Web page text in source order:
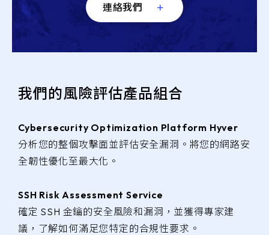
連絡我們
我們的風險評估產品組合
Cybersecurity Optimization Platform Hyver
分析您的整個攻擊面並評估安全漏洞。將您的網路安
全韌性優化至最大化。
SSH Risk Assessment Service
確定 SSH 金鑰的安全風險和漏洞，並獲得專家建
議，了解如何滿足您特定的合規性要求。